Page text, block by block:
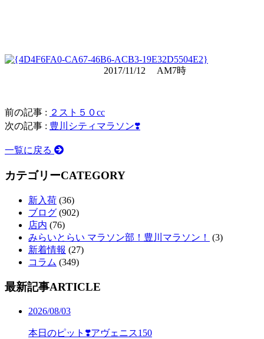
2017/11/12 AM7時
前の記事 : ２スト５０cc
次の記事 : 豊川シティマラソン❣️
一覧に戻る
カテゴリーCATEGORY
新入荷 (36)
ブログ (902)
店内 (76)
みらいとらい マラソン部！豊川マラソン！
(3)
新着情報 (27)
コラム (349)
最新記事ARTICLE
2026/08/03
本日のピット❣️アヴェニス150